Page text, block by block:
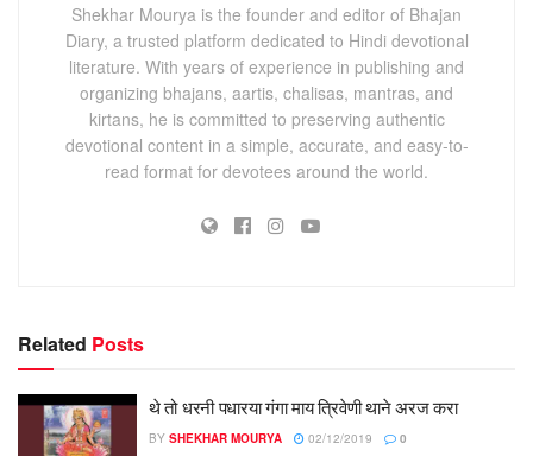
Shekhar Mourya is the founder and editor of Bhajan
Diary, a trusted platform dedicated to Hindi devotional
literature. With years of experience in publishing and
organizing bhajans, aartis, chalisas, mantras, and
kirtans, he is committed to preserving authentic
devotional content in a simple, accurate, and easy-to-
read format for devotees around the world.
Related Posts
थे तो धरनी पधारया गंगा माय त्रिवेणी थाने अरज करा
BY SHEKHAR MOURYA 02/12/2019 0